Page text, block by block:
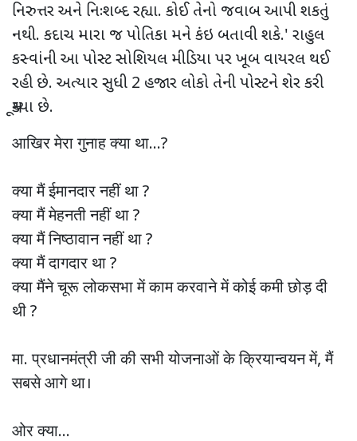
નિરુત્તર અને નિઃશબ્દ રહ્યા. કોઈ તેનો જવાબ આપી શકતું
નથી. કદાચ મારા જ પોતિકા મને કંઇ બતાવી શકે.' રાહુલ
કસ્વાંની આ પોસ્ટ સોશિયલ મીડિયા પર ખૂબ વાયરલ થઈ
રહી છે. અત્યાર સુધી 2 હજાર લોકો તેની પોસ્ટને શેર કરી
ચૂક્યા છે.
आखिर मेरा गुनाह क्या था...?
क्या मैं ईमानदार नहीं था ?
क्या मैं मेहनती नहीं था ?
क्या मैं निष्ठावान नहीं था ?
क्या मैं दागदार था ?
क्या मैंने चूरू लोकसभा में काम करवाने में कोई कमी छोड़ दी
थी ?
मा. प्रधानमंत्री जी की सभी योजनाओं के क्रियान्वयन में, मैं
सबसे आगे था।
ओर क्या…